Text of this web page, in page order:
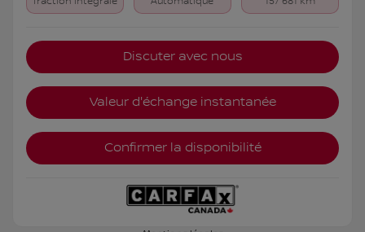
Discuter avec nous
Valeur d'échange instantanée
Confirmer la disponibilité